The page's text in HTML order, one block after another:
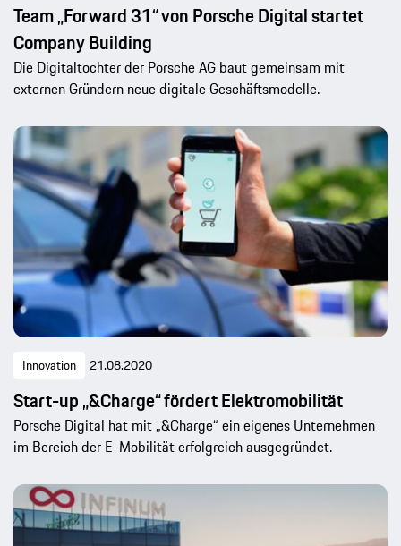
Team „Forward 31“ von Porsche Digital startet
Company Building
Die Digitaltochter der Porsche AG baut gemeinsam mit
externen Gründern neue digitale Geschäftsmodelle.
Innovation 21.08.2020
Start-up „&Charge“ fördert Elektromobilität
Porsche Digital hat mit „&Charge“ ein eigenes Unternehmen
im Bereich der E-Mobilität erfolgreich ausgegründet.